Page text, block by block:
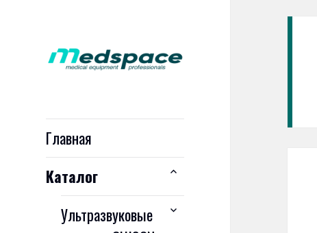
Solutions
Главная
Каталог
раскрыть
меню
Ультразвуковые
раскрыть